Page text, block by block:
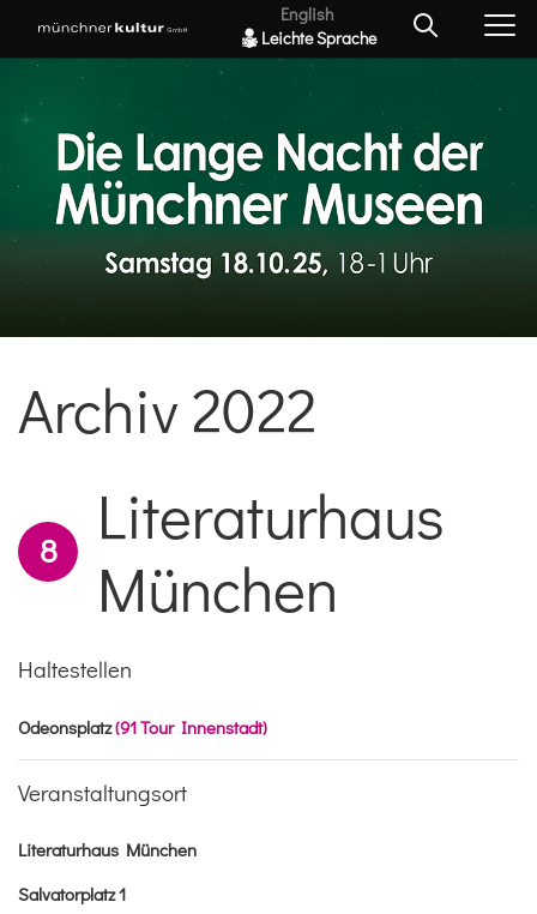
English
Leichte Sprache
Archiv 2022
8
Literaturhaus
München
Haltestellen
Odeonsplatz(91 Tour Innenstadt)
Veranstaltungsort
Literaturhaus München
Salvatorplatz 1